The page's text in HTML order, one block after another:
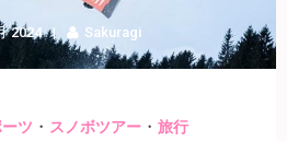
2024 Sakuragi
ツ ・ スノボツアー ・ 旅行